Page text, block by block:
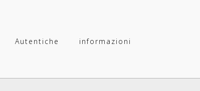
Autentiche informazioni